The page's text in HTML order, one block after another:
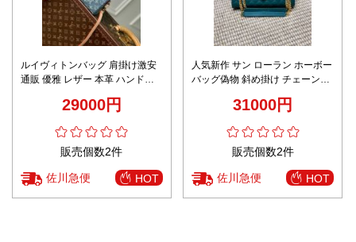
ルイヴィトンバッグ 肩掛け激安
通販 優雅 レザー 本革 ハンドバ
29000円
販売個数2件
佐川急便 HOT
人気新作 サン ローラン ホーボー
バッグ偽物 斜め掛け チェーンバ
31000円
販売個数2件
佐川急便 HOT